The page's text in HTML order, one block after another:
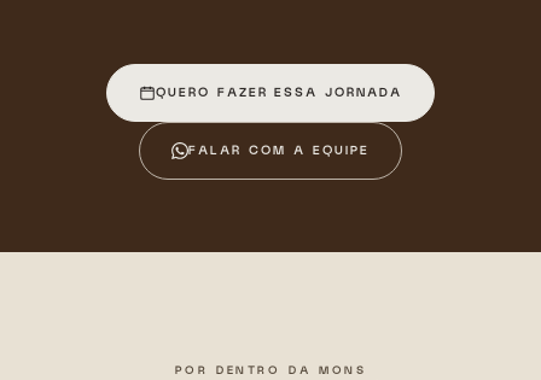
QUERO FAZER ESSA JORNADA
FALAR COM A EQUIPE
POR DENTRO DA MONS